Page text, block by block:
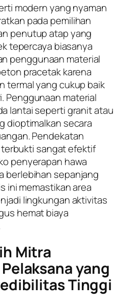
modern yang nyaman
pada pemilihan
penutup atap yang
tepercaya biasanya
penggunaan material
pracetak karena
termal yang cukup baik
Penggunaan material
lantai seperti granit atau
dioptimalkan secara
Pendekatan
sangat efektif
penyerapan hawa
berlebihan sepanjang
ini memastikan area
lingkungan aktivitas
hemat biaya
Mitra
yang
Tinggi